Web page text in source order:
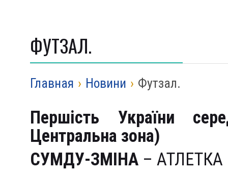
ФУТЗАЛ.
Главная › Новини › Футзал.
Першість України
Центральна зона)
СУМДУ-ЗМІНА – АТЛЕТКА